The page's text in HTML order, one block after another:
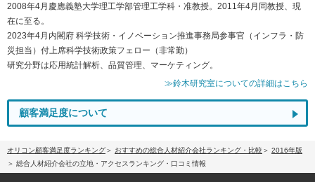
2008年4月慶應義塾大学理工学部管理工学科・准教授。2011年4月同教授、現
在に至る。
2023年4月内閣府 科学技術・イノベーション推進事務局参事官（インフラ・防
災担当）付上席科学技術政策フェロー（非常勤）
研究分野は応用統計解析、品質管理、マーケティング。
≫鈴木研究室についての詳細はこちら
顧客満足度について
オリコン顧客満足度ランキング おすすめの総合人材紹介会社ランキング・比較
2016年版
総合人材紹介会社の立地・アクセスランキング・口コミ情報